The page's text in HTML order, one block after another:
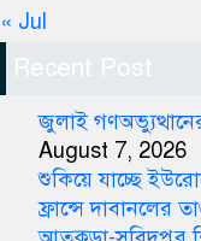
« Jul
Recent Post
জুলাই
August 7, 2026
শুকিয়ে যাচ্ছে
ফ্রান্সে দাবানলের